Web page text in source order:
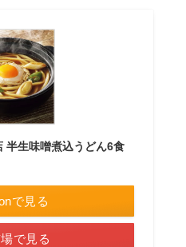
半生味噌煮込うどん6食
で見る
で見る